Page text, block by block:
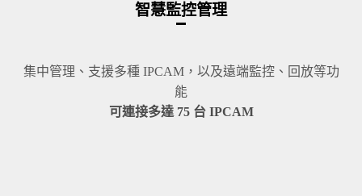
智慧監控管理
集中管理、支援多種 IPCAM，以及遠端監控、回放等功
能
可連接多達 75 台 IPCAM